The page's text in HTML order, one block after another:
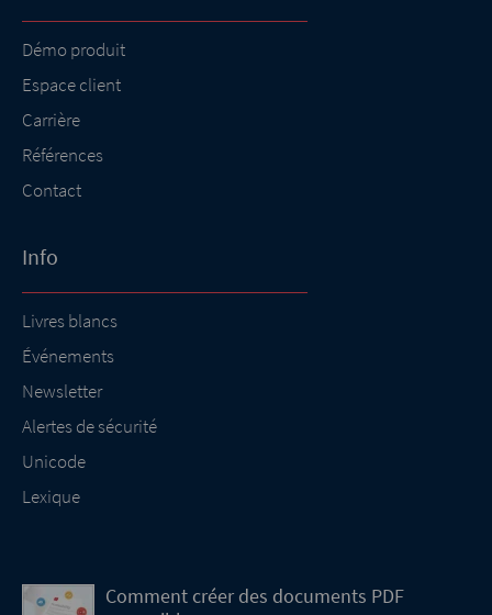
Démo produit
Espace client
Carrière
Références
Contact
Info
Livres blancs
Événements
Newsletter
Alertes de sécurité
Unicode
Lexique
Comment créer des documents PDF